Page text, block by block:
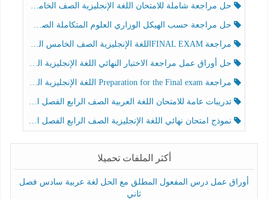
حل مراجعة شاملة للامتحان اللغة الإنجليزية الصف الخامس الفصل الثالث
حل مراجعة حسب الهيكل الوزاري العلوم المتكاملة الصف الخامس عام الفصل الثالث
مراجعة FINAL EXAMاللغة الإنجليزية الصف الخامس الفصل الثالث
حل أوراق عمل مراجعة الاختبار النهائي اللغة الإنجليزية الصف الرابع الفصل الثالث
مراجعة Preparation for the Final exam اللغة الإنجليزية الصف الرابع الفصل الثالث
تدريبات عامة للامتحان اللغة العربية الصف الرابع الفصل الثالث
نموذج امتحان نهائي اللغة الإنجليزية الصف الرابع الفصل الثالث
أكثر الملفات تحميلا
أوراق عمل درس المفعول المطلق مع الحل لغة عربية سادس فصل
ثاني